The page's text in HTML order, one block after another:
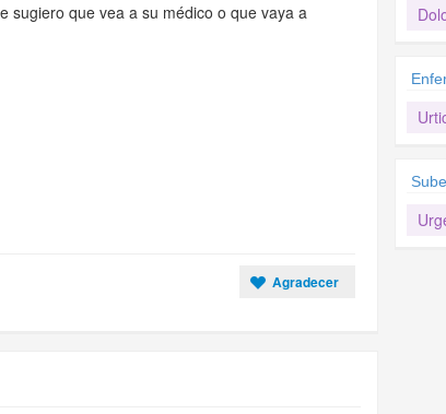
que vea a su médico o que vaya a
Agradecer